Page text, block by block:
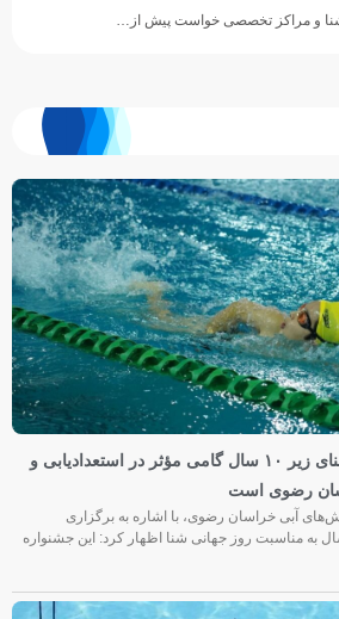
شنا و مراکز تخصصی خواست پیش از…
حسین گرایلی: جشنواره شنای زیر ۱۰ سال گامی مؤثر در استعدادیابی و
رضوی است
آبی خراسان رضوی، با اشاره به برگزاری
شنای پسران زیر ۱۰ سال به مناسبت روز جهانی شنا اظهار کرد: این جشنواره